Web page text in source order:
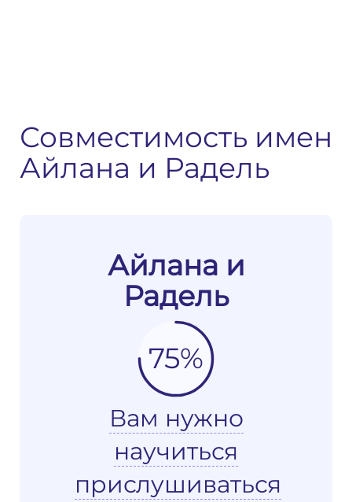
Совместимость имен
Айлана и Радель
Айлана и
Радель
75%
Вам нужно
научиться
прислушиваться